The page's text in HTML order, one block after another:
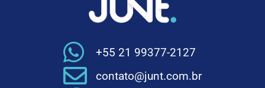
+55 21 99377-2127
contato@junt.com.br